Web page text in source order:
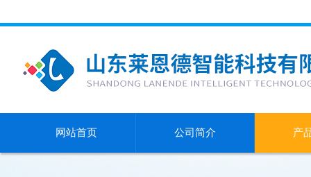
网站首页 公司简介 产